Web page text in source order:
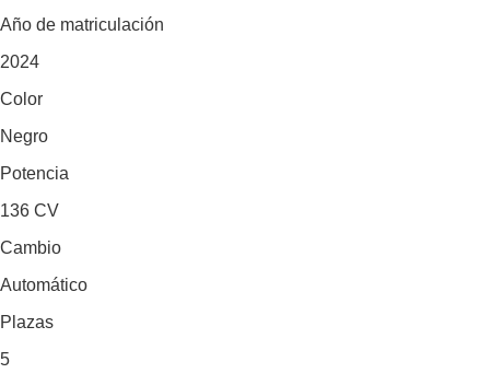
Año de matriculación
2024
Color
Negro
Potencia
136 CV
Cambio
Automático
Plazas
5